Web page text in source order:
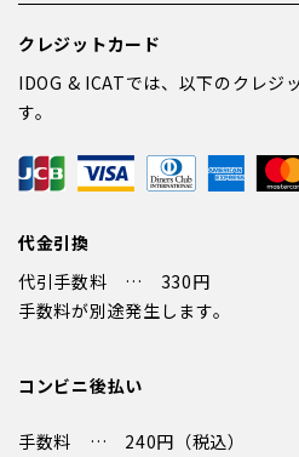
クレジットカード
IDOG & ICATでは、以下のクレジ
す。
代金引換
代引手数料 … 330円
手数料が別途発生します。
コンビニ後払い
手数料 … 240円（税込）